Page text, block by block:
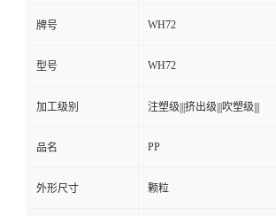
牌号 WH72
型号 WH72
加工级别 注塑级|||挤出级|||吹塑级|||
品名 PP
外形尺寸 颗粒